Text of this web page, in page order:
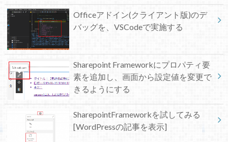
Officeアドイン(クライアント版)のデ
バッグを、VSCodeで実施する
Sharepoint Frameworkにプロパティ要
素を追加し、画面から設定値を変更で
きるようにする
SharepointFrameworkを試してみる
[WordPressの記事を表示]